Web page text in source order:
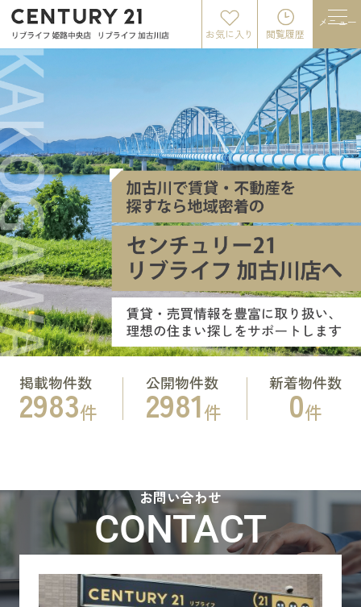
お気に入り 閲覧履歴
メニュー
掲載物件数
2983件
公開物件数
2981件
新着物件数
0件
お問い合わせ
CONTACT